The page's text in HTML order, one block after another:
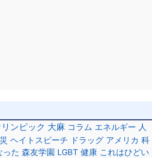
ンピック 大麻 コラム エネルギー 人
ヘイトスピーチ ドラッグ アメリカ 科
った 森友学園 LGBT 健康 これはひどい